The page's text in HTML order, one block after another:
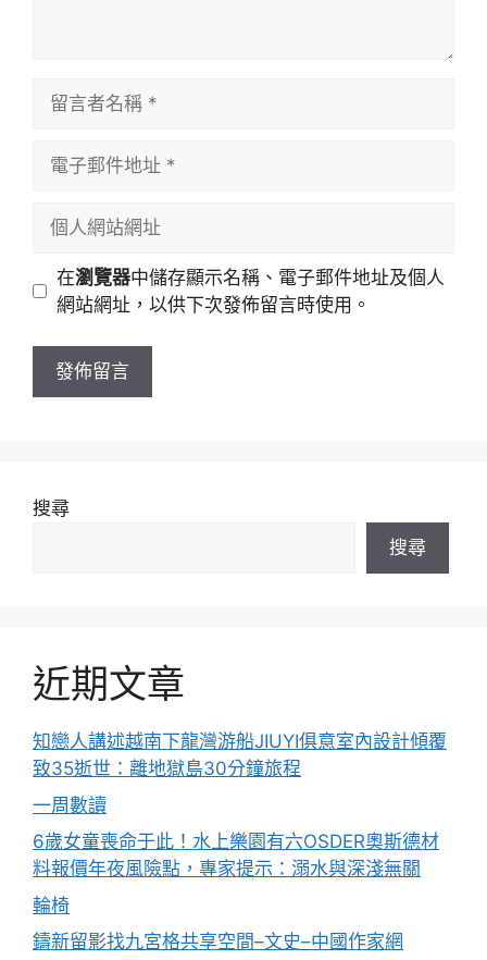
址
站
址
在瀏覽器中儲存顯示名稱、電子郵件地址及個人
網站網址，以供下次發佈留言時使用。
搜尋
搜尋
近期文章
知戀人講述越南下龍灣游船JIUYI俱意室內設計傾覆
致35逝世：離地獄島30分鐘旅程
一周數讀
6歲女童喪命于此！水上樂園有六OSDER奧斯德材
料報價年夜風險點，專家提示：溺水與深淺無關
輪椅
鑄新留影找九宮格共享空間–文史–中國作家網